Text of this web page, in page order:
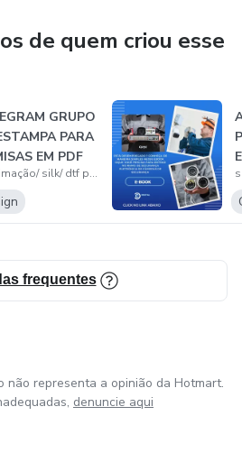
de quem criou esse
GRUPO
PARA
EM PDF
DEFINIÇÃO...sublimação/ silk/ dtf personalizados
frequentes
não representa a opinião da Hotmart.
denuncie aqui